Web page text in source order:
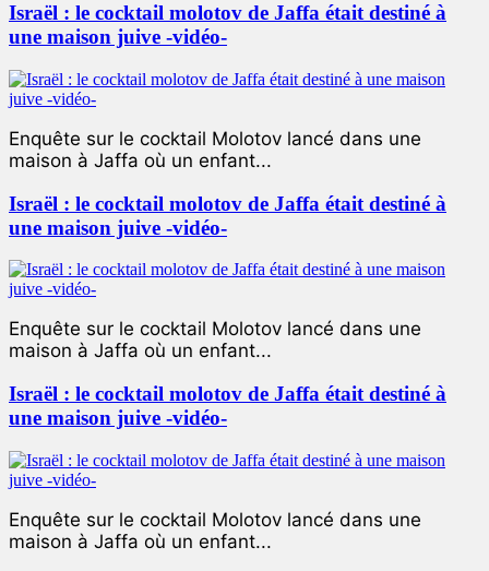
Israël : le cocktail molotov de Jaffa était destiné à
une maison juive -vidéo-
Enquête sur le cocktail Molotov lancé dans une
maison à Jaffa où un enfant...
Israël : le cocktail molotov de Jaffa était destiné à
une maison juive -vidéo-
Enquête sur le cocktail Molotov lancé dans une
maison à Jaffa où un enfant...
Israël : le cocktail molotov de Jaffa était destiné à
une maison juive -vidéo-
Enquête sur le cocktail Molotov lancé dans une
maison à Jaffa où un enfant...